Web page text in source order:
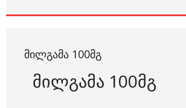
ᲛᲘᲚᲒᲐᲛᲐ 100ᲛᲒ
მილგამა 100მგ